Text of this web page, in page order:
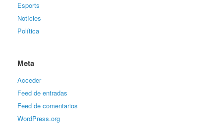
Esports
Notícies
Política
Meta
Acceder
Feed de entradas
Feed de comentarios
WordPress.org